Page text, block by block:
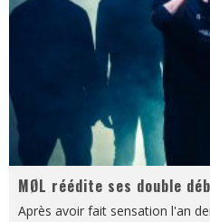
MØL réédite ses double
Après avoir fait sensation l'an